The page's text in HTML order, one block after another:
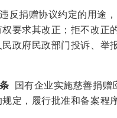
反捐赠协议约定的用途
要求其改正；拒不改正
民政府民政部门投诉、举
国有企业实施慈善捐赠
定，履行批准和备案程序